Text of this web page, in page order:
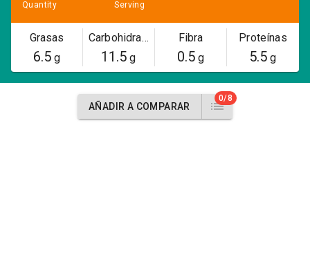
Quantity Serving
Grasas
6.5g
Carbohidratos
11.5 g
Fibra
0.5g
Proteínas
5.5 g
AÑADIR A COMPARAR
0/8